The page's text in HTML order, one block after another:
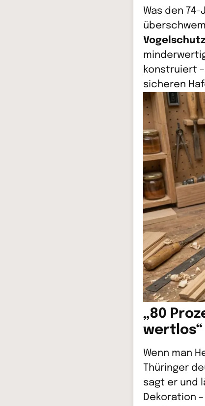
Was den
konstruiert
sicheren
„80
wertlos“
Wenn man
Thüringer
sagt er und
Dekoration